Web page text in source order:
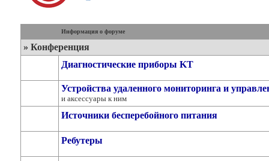
Информация о форуме
» Конференция
Диагностические приборы KT
Устройства удаленного мониторинга и
и аксессуары к ним
Источники бесперебойного питания
Ребутеры